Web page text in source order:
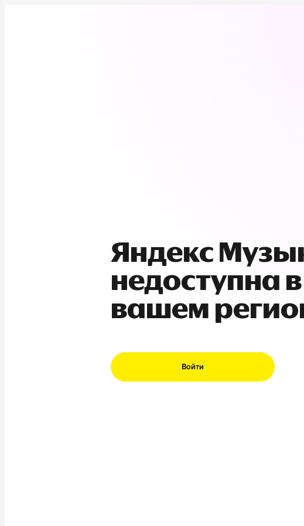
Яндекс
недоступна в
вашем
Войти